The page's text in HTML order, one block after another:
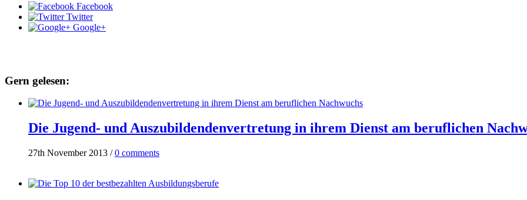
Facebook
Twitter
Google+
Gern gelesen:
Die Jugend- und Auszubildendenvertretung in ihrem Dienst am beruflichen
27th November 2013 /0 comments